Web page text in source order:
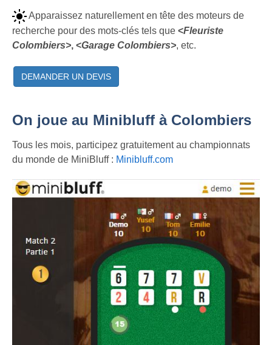
Apparaissez naturellement en tête des moteurs de
recherche pour des mots-clés tels que <Fleuriste
Colombiers>, <Garage Colombiers>, etc.
DEMANDER UN DEVIS
On joue au Minibluff à Colombiers
Tous les mois, participez gratuitement au championnats
du monde de MiniBluff : Minibluff.com